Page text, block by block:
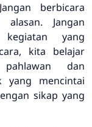
berbicara
Jangan
kegiatan yang
kita belajar
dan
yang mencintai
sikap yang